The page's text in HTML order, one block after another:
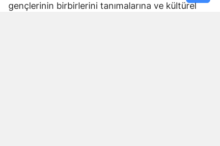
gençlerinin birbirlerini tanımalarına ve kültürel